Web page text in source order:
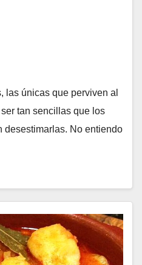
las únicas que perviven al
tan sencillas que los
desestimarlas. No entiendo